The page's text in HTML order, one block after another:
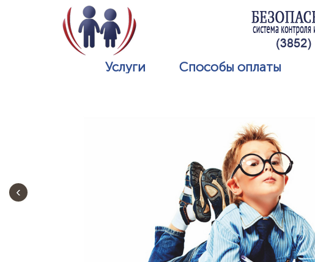
Услуги Способы оплаты
‹